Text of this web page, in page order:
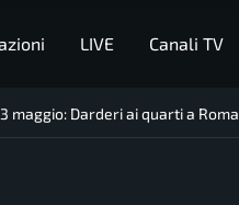
LIVE Canali TV
maggio: Darderi ai quarti a